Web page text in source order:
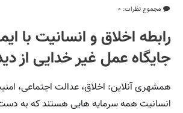
مجموع نظرات: ۰
رابطه اخلاق و انسانیت با
جایگاه عمل غیر خدایی از
همشهری آنلاین: اخلاق، عدالت اجتماعی،
انسانیت همه سرمایه هایی هستند که به